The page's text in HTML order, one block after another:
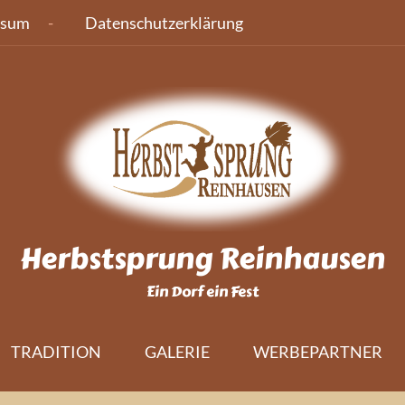
Datenschutzerklärung
Herbstsprung Reinhausen
Ein Dorf ein Fest
TRADITION GALERIE WERBEPARTNER